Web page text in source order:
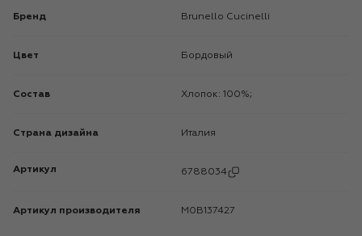
Бренд Brunello Cucinelli
Цвет Бордовый
Состав Хлопок: 100%;
Страна дизайна Италия
Артикул 6788034
Артикул производителя M0B137427